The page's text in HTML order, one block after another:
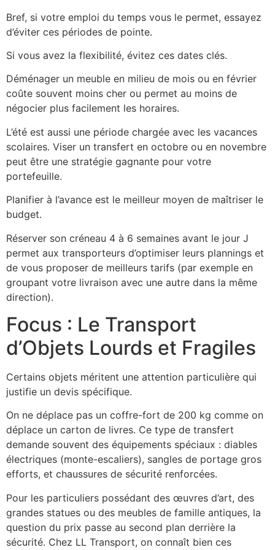
Bref, si votre emploi du temps vous le permet, essayez
d’éviter ces périodes de pointe.
Si vous avez la flexibilité, évitez ces dates clés.
Déménager un meuble en milieu de mois ou en février
coûte souvent moins cher ou permet au moins de
négocier plus facilement les horaires.
L’été est aussi une période chargée avec les vacances
scolaires. Viser un transfert en octobre ou en novembre
peut être une stratégie gagnante pour votre
portefeuille.
Planifier à l’avance est le meilleur moyen de maîtriser le
budget.
Réserver son créneau 4 à 6 semaines avant le jour J
permet aux transporteurs d’optimiser leurs plannings et
de vous proposer de meilleurs tarifs (par exemple en
groupant votre livraison avec une autre dans la même
direction).
Focus : Le Transport
d’Objets Lourds et Fragiles
Certains objets méritent une attention particulière qui
justifie un devis spécifique.
On ne déplace pas un coffre-fort de 200 kg comme on
déplace un carton de livres. Ce type de transfert
demande souvent des équipements spéciaux : diables
électriques (monte-escaliers), sangles de portage gros
efforts, et chaussures de sécurité renforcées.
Pour les particuliers possédant des œuvres d’art, des
grandes statues ou des meubles de famille antiques, la
question du prix passe au second plan derrière la
sécurité. Chez LL Transport, on connaît bien ces